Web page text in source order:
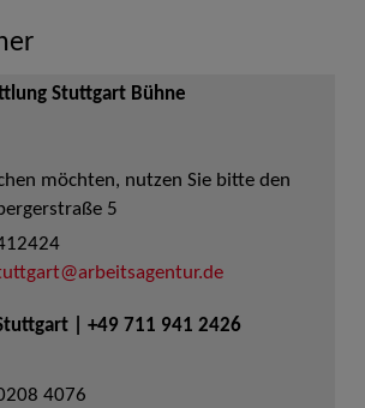
Stuttgart Bühne
möchten, nutzen Sie bitte den
5
| +49 711 941 2426
4076